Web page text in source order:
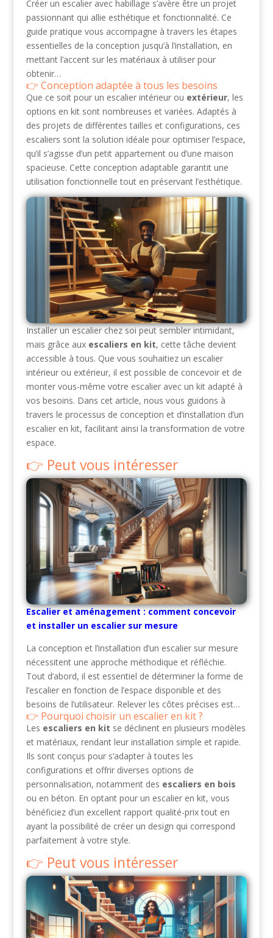
Créer un escalier avec habillage s’avère être un projet
passionnant qui allie esthétique et fonctionnalité. Ce
guide pratique vous accompagne à travers les étapes
essentielles de la conception jusqu’à l’installation, en
mettant l’accent sur les matériaux à utiliser pour
obtenir…
Conception adaptée à tous les besoins
Que ce soit pour un escalier intérieur ou extérieur, les
options en kit sont nombreuses et variées. Adaptés à
des projets de différentes tailles et configurations, ces
escaliers sont la solution idéale pour optimiser l’espace,
qu’il s’agisse d’un petit appartement ou d’une maison
spacieuse. Cette conception adaptable garantit une
utilisation fonctionnelle tout en préservant l’esthétique.
Installer un escalier chez soi peut sembler intimidant,
mais grâce aux escaliers en kit, cette tâche devient
accessible à tous. Que vous souhaitiez un escalier
intérieur ou extérieur, il est possible de concevoir et de
monter vous-même votre escalier avec un kit adapté à
vos besoins. Dans cet article, nous vous guidons à
travers le processus de conception et d’installation d’un
escalier en kit, facilitant ainsi la transformation de votre
espace.
Peut vous intéresser
Escalier et aménagement : comment concevoir
et installer un escalier sur mesure
La conception et l’installation d’un escalier sur mesure
nécessitent une approche méthodique et réfléchie.
Tout d’abord, il est essentiel de déterminer la forme de
l’escalier en fonction de l’espace disponible et des
besoins de l’utilisateur. Relever les côtes précises est…
Pourquoi choisir un escalier en kit ?
Les escaliers en kit se déclinent en plusieurs modèles
et matériaux, rendant leur installation simple et rapide.
Ils sont conçus pour s’adapter à toutes les
configurations et offrir diverses options de
personnalisation, notamment des escaliers en bois
ou en béton. En optant pour un escalier en kit, vous
bénéficiez d’un excellent rapport qualité-prix tout en
ayant la possibilité de créer un design qui correspond
parfaitement à votre style.
Peut vous intéresser